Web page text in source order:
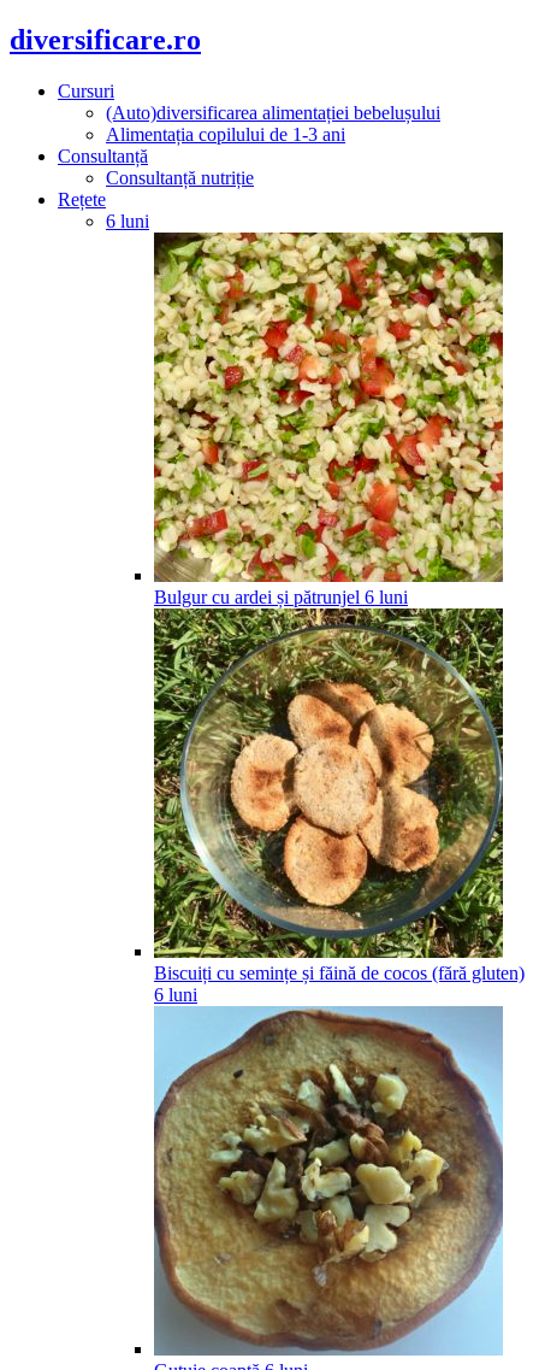
diversificare.ro
Cursuri
(Auto)diversificarea alimentației bebelușului
Alimentația copilului de 1-3 ani
Consultanță
Consultanță nutriție
Rețete
6 luni
Bulgur cu ardei și pătrunjel 6 luni
Biscuiți cu semințe și făină de cocos (fără gluten)
6 luni